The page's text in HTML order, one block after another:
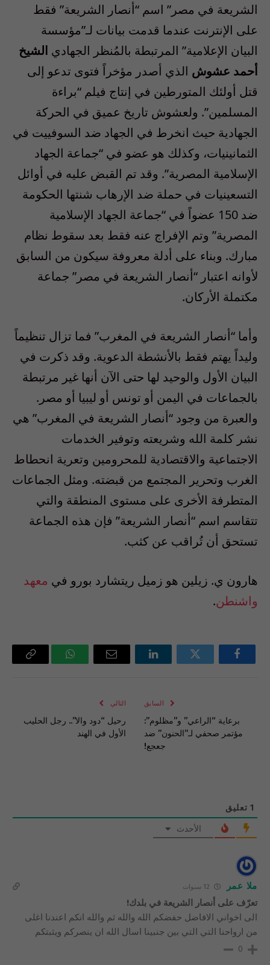
الشريعة في مصر” اسم “أنصار الشريعة” فقط
على الإنترنت عندما قدمت بيانات لـ”مؤسسة
البيان الإعلامية” المرتبطة بالمُنظر الجهادي الشيخ
أحمد عشوش الذي أصدر مؤخراً فتوى تدعو إلى
قتل أولئك المتورطين في إنتاج فيلم “براءة
المسلمين”. ولعشوش تاريخ عميق في الحركة
الجهادية حيث انخرط في الجهاد ضد السوفييت في
الثمانينيات، وكذلك هو عضو في “جماعة الجهاد
الإسلامية المصرية”. وقد تم القبض عليه في أوائل
التسعينيات في حملة ضد الإرهاب شنتها الحكومة
ضد 150 عضواً في “جماعة الجهاد الإسلامية
المصرية” وتم الإفراج عنه فقط بعد سقوط نظام
مبارك. وبناء على أدلة معروفة سيكون من السابق
لأوانه اعتبار “أنصار الشريعة في مصر” جماعة
مكتملة الأركان.
وأما “أنصار الشريعة في المغرب” فما تزال تنظيماً
وليداً يهتم فقط بالأنشطة الدعوية. وقد ذكرت في
البيان الأول والوحيد لها حتى الآن أنها غير مرتبطة
بالجماعات في اليمن أو تونس أو ليبيا أو مصر.
والعبرة من وجود “أنصار الشريعة في المغرب” هي
نشر كلمة الله وشريعته وتوفير الخدمات
الاجتماعية والاقتصادية للمحرومين وتعرية انحطاط
الغرب وتحرير المجتمع من قبضته. ومثل الجماعات
المتطرفة الأخرى على مستوى المنطقة والتي
تتقاسم اسم “أنصار الشريعة” فإن هذه الجماعة
تستحق أن تُراقب عن كثب.
هارون ي. زيلين هو زميل ريتشارد بورو في معهد
واشنطن.
فيسبوك تويتر لينكدإن
البريد
واتساب Copy
السابق
برعاية “الراعي” و”مظلوم”:
مؤتمر صحفي لـ”الحنون” ضد
جعجع!
التالي
رحيل “دود والا”.. رجل الحليب
الأول في الهند
1 تعليق
الأحدث
ملا عمر
تعرّف على أنصار الشريعة في بلدك!
الى اخواني الافاضل حفضكم الله والله ثم والله انكم اعندنا اغلى
من ارواحنا التي التي بين جنبينا اسال الله ان ينصركم ويثبتكم
0